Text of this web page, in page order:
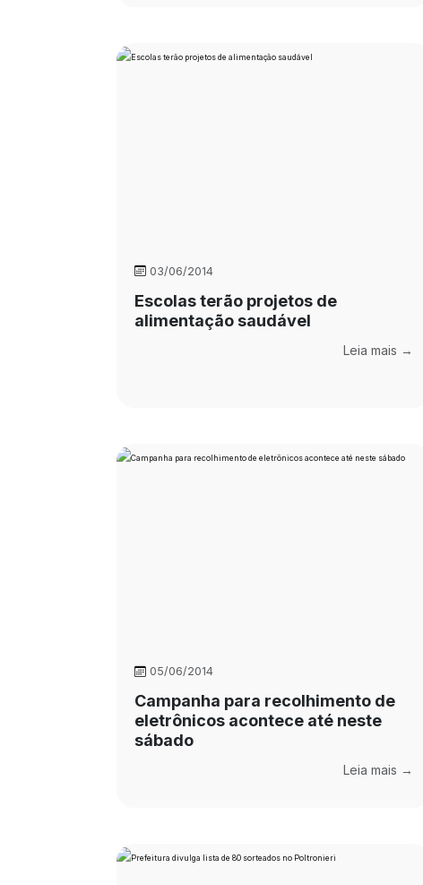
03/06/2014
Escolas terão projetos de
alimentação saudável
Leia mais →
05/06/2014
Campanha para recolhimento de
eletrônicos acontece até neste
sábado
Leia mais →